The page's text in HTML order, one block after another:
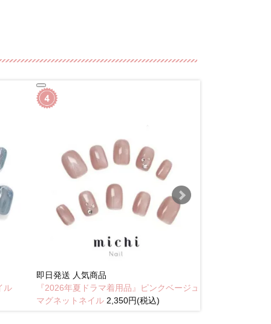
ル
即日発送 人気商品
『2026年夏ドラマ着用品』ピンクベージュ
マグネットネイル2,350円(税込)